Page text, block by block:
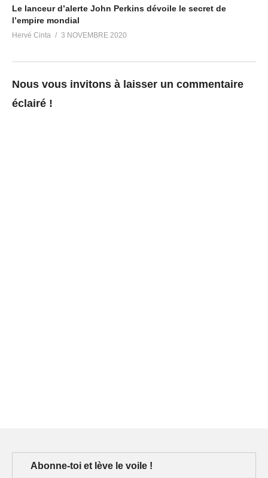
Le lanceur d’alerte John Perkins dévoile le secret de
l’empire mondial
Hervé Cinta 3 NOVEMBRE 2020
Nous vous invitons à laisser un commentaire
éclairé !
Abonne-toi et lève le voile !